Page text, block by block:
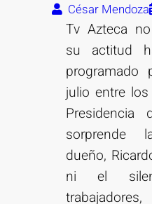
César Mendoza
Tv Azteca
su actitud
julio entre
Presidencia
sorprende
dueño,
ni el